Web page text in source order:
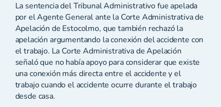
La sentencia del Tribunal Administrativo fue apelada
por el Agente General ante la Corte Administrativa de
Apelación de Estocolmo, que también rechazó la
apelación argumentando la conexión del accidente con
el trabajo. La Corte Administrativa de Apelación
señaló que no había apoyo para considerar que existe
una conexión más directa entre el accidente y el
trabajo cuando el accidente ocurre durante el trabajo
desde casa.